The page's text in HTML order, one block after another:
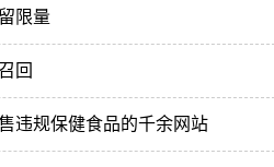
限量
回
违规保健食品的千余网站